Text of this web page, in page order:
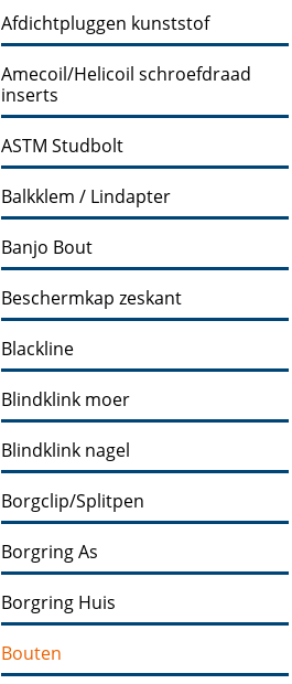
Afdichtpluggen kunststof
Amecoil/Helicoil schroefdraad
inserts
ASTM Studbolt
Balkklem / Lindapter
Banjo Bout
Beschermkap zeskant
Blackline
Blindklink moer
Blindklink nagel
Borgclip/Splitpen
Borgring As
Borgring Huis
Bouten